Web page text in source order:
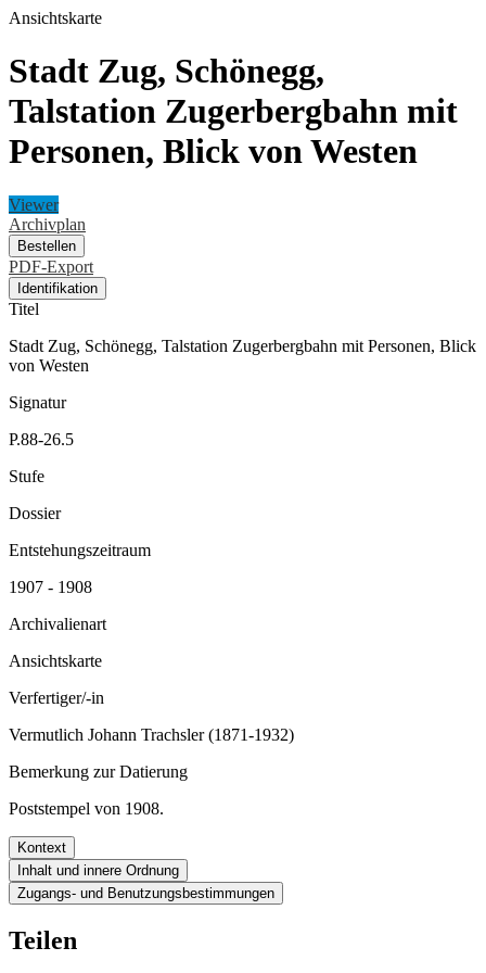
Ansichtskarte
Stadt Zug, Schönegg,
Talstation Zugerbergbahn mit
Personen, Blick von Westen
Viewer
Archivplan
Bestellen
PDF-Export
Identifikation
Titel
Stadt Zug, Schönegg, Talstation Zugerbergbahn mit Personen, Blick
von Westen
Signatur
P.88-26.5
Stufe
Dossier
Entstehungszeitraum
1907 - 1908
Archivalienart
Ansichtskarte
Verfertiger/-in
Vermutlich Johann Trachsler (1871-1932)
Bemerkung zur Datierung
Poststempel von 1908.
Kontext
Inhalt und innere Ordnung
Zugangs- und Benutzungsbestimmungen
Teilen